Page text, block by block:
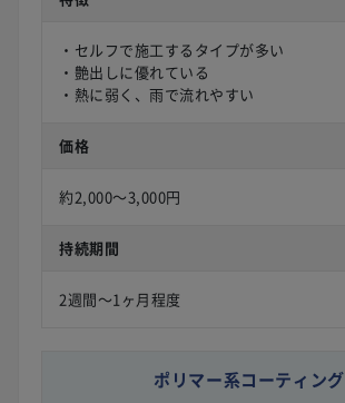
・セルフで施工するタイプが多い
・艶出しに優れている
・熱に弱く、雨で流れやすい
価格
約2,000〜3,000円
持続期間
2週間〜1ヶ月程度
ポリマー系コーティング